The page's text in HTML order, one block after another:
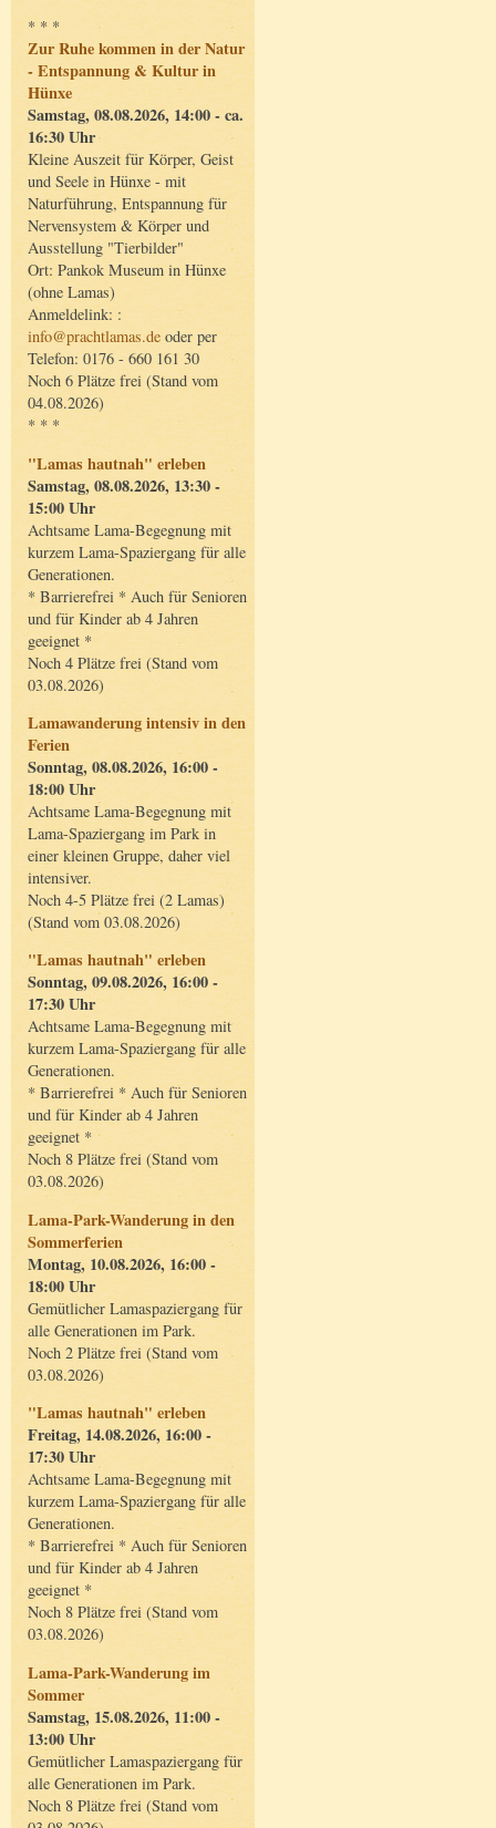
* * *
Zur Ruhe kommen in der Natur
- Entspannung & Kultur in
Hünxe
Samstag, 08.08.2026, 14:00 - ca.
16:30 Uhr
Kleine Auszeit für Körper, Geist
und Seele in Hünxe - mit
Naturführung, Entspannung für
Nervensystem & Körper und
Ausstellung "Tierbilder"
Ort: Pankok Museum in Hünxe
(ohne Lamas)
Anmeldelink: :
info@prachtlamas.de oder per
Telefon: 0176 - 660 161 30
Noch 6 Plätze frei (Stand vom
04.08.2026)
* * *
"Lamas hautnah" erleben
Samstag, 08.08.2026, 13:30 -
15:00 Uhr
Achtsame Lama-Begegnung mit
kurzem Lama-Spaziergang für alle
Generationen.
* Barrierefrei * Auch für Senioren
und für Kinder ab 4 Jahren
geeignet *
Noch 4 Plätze frei (Stand vom
03.08.2026)
Lamawanderung intensiv in den
Ferien
Sonntag, 08.08.2026, 16:00 -
18:00 Uhr
Achtsame Lama-Begegnung mit
Lama-Spaziergang im Park in
einer kleinen Gruppe, daher viel
intensiver.
Noch 4-5 Plätze frei (2 Lamas)
(Stand vom 03.08.2026)
"Lamas hautnah" erleben
Sonntag, 09.08.2026, 16:00 -
17:30 Uhr
Achtsame Lama-Begegnung mit
kurzem Lama-Spaziergang für alle
Generationen.
* Barrierefrei * Auch für Senioren
und für Kinder ab 4 Jahren
geeignet *
Noch 8 Plätze frei (Stand vom
03.08.2026)
Lama-Park-Wanderung in den
Sommerferien
Montag, 10.08.2026, 16:00 -
18:00 Uhr
Gemütlicher Lamaspaziergang für
alle Generationen im Park.
Noch 2 Plätze frei (Stand vom
03.08.2026)
"Lamas hautnah" erleben
Freitag, 14.08.2026, 16:00 -
17:30 Uhr
Achtsame Lama-Begegnung mit
kurzem Lama-Spaziergang für alle
Generationen.
* Barrierefrei * Auch für Senioren
und für Kinder ab 4 Jahren
geeignet *
Noch 8 Plätze frei (Stand vom
03.08.2026)
Lama-Park-Wanderung im
Sommer
Samstag, 15.08.2026, 11:00 -
13:00 Uhr
Gemütlicher Lamaspaziergang für
alle Generationen im Park.
Noch 8 Plätze frei (Stand vom